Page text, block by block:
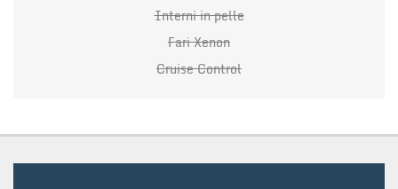
Interni in pelle
Fari Xenon
Cruise Control